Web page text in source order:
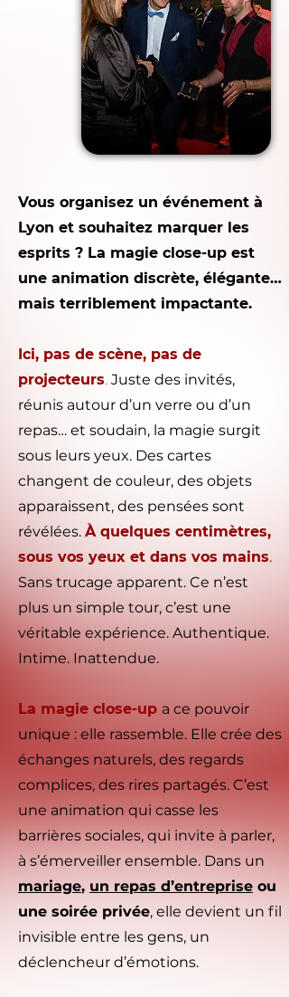
Vous organisez un événement à
Lyon et souhaitez marquer les
esprits ? La magie close-up est
une animation discrète, élégante…
mais terriblement impactante.
Ici, pas de scène, pas de
projecteurs. Juste des invités,
réunis autour d’un verre ou d’un
repas… et soudain, la magie surgit
sous leurs yeux. Des cartes
changent de couleur, des objets
apparaissent, des pensées sont
révélées. À quelques centimètres,
sous vos yeux et dans vos mains.
Sans trucage apparent. Ce n’est
plus un simple tour, c’est une
véritable expérience. Authentique.
Intime. Inattendue.
La magie close-up a ce pouvoir
unique : elle rassemble. Elle crée des
échanges naturels, des regards
complices, des rires partagés. C’est
une animation qui casse les
barrières sociales, qui invite à parler,
à s’émerveiller ensemble. Dans un
mariage, un repas d’entreprise ou
une soirée privée, elle devient un fil
invisible entre les gens, un
déclencheur d’émotions.